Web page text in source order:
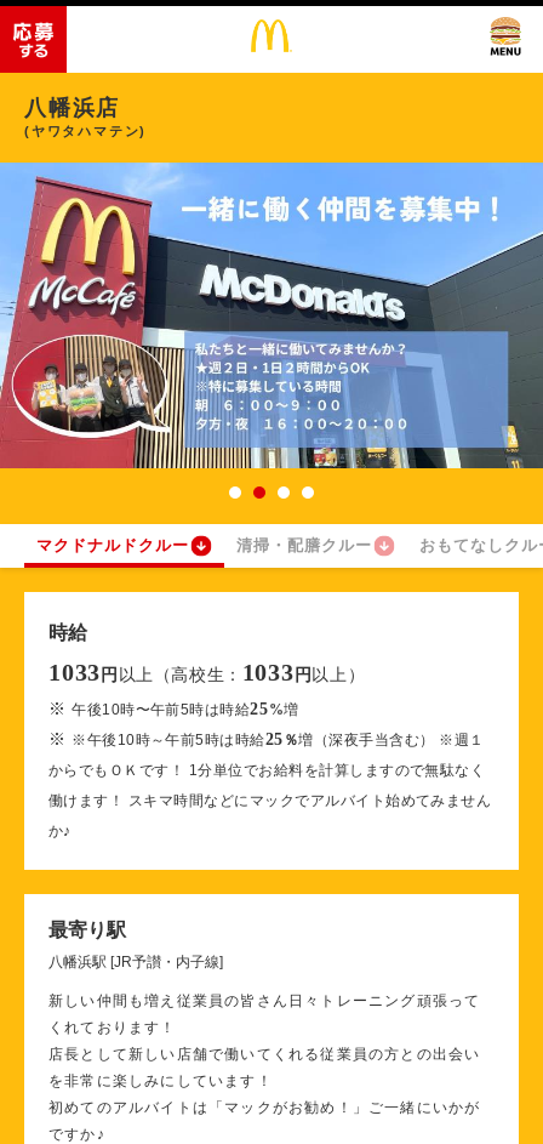
八幡浜店
(ヤワタハマテン)
マクドナルドクルー 清掃・配膳クルー おもてなしクル
時給
1033 円 以上（高校生： 1033 円 以上）
※午後10時〜午前5時は時給25%増
※ ※午後10時～午前5時は時給25 ％増（深夜手当含む） ※週１
からでもＯＫです！ 1分単位でお給料を計算しますので無駄なく
働けます！ スキマ時間などにマックでアルバイト始めてみません
か♪
最寄り駅
八幡浜駅 [JR予讃・内子線]
新しい仲間も増え従業員の皆さん日々トレーニング頑張って
くれております！
店長として新しい店舗で働いてくれる従業員の方との出会い
を非常に楽しみにしています！
初めてのアルバイトは「マックがお勧め！」ご一緒にいかが
ですか♪